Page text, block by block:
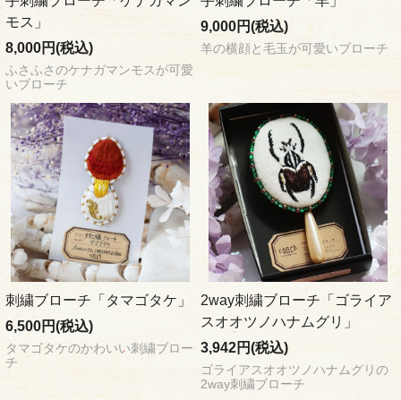
モス」
8,000円(税込)
ふさふさのケナガマンモスが可愛
いブローチ
9,000円(税込)
羊の横顔と毛玉が可愛いブローチ
刺繍ブローチ「タマゴタケ」
6,500円(税込)
タマゴタケのかわいい刺繍ブロー
チ
2way刺繍ブローチ「ゴライア
スオオツノハナムグリ」
3,942円(税込)
ゴライアスオオツノハナムグリの
2way刺繍ブローチ